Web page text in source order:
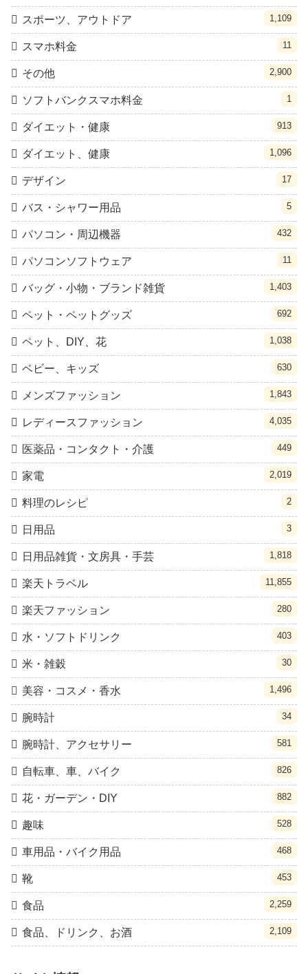
スポーツ、アウトドア 1,109
スマホ料金 11
その他 2,900
ソフトバンクスマホ料金 1
ダイエット・健康 913
ダイエット、健康 1,096
デザイン 17
バス・シャワー用品 5
パソコン・周辺機器 432
パソコンソフトウェア 11
バッグ・小物・ブランド雑貨 1,403
ペット・ペットグッズ 692
ペット、DIY、花 1,038
ベビー、キッズ 630
メンズファッション 1,843
レディースファッション 4,035
医薬品・コンタクト・介護 449
家電 2,019
料理のレシピ 2
日用品 3
日用品雑貨・文房具・手芸 1,818
楽天トラベル 11,855
楽天ファッション 280
水・ソフトドリンク 403
米・雑穀 30
美容・コスメ・香水 1,496
腕時計 34
腕時計、アクセサリー 581
自転車、車、バイク 826
花・ガーデン・DIY 882
趣味 528
車用品・バイク用品 468
靴 453
食品 2,259
食品、ドリンク、お酒 2,109